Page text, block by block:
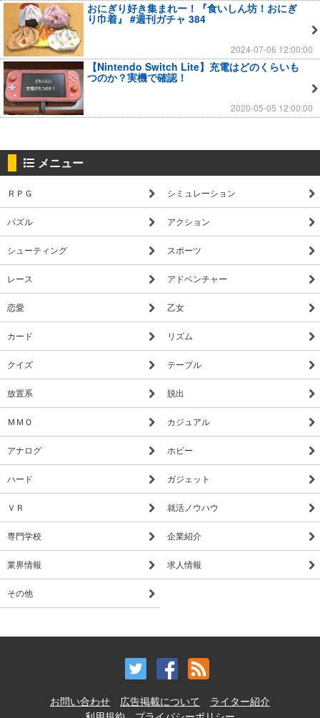
おにぎり好き集まれー！『食いしん坊！おにぎ
り巾着』 #週刊ガチャ 384
2024-07-06 12:00:00
【Nintendo Switch Lite】充電はどのくらいも
つのか？実機で確認！
2020-05-05 12:00:00
メニュー
ＲＰＧ シミュレーション
パズル アクション
シューティング スポーツ
レース アドベンチャー
恋愛 乙女
カード リズム
クイズ テーブル
放置系 脱出
ＭＭＯ カジュアル
アナログ ホビー
ハード ガジェット
ＶＲ 就活ノウハウ
専門学校 企業紹介
業界情報 求人情報
その他
お問い合わせ 広告掲載について
ライター紹介